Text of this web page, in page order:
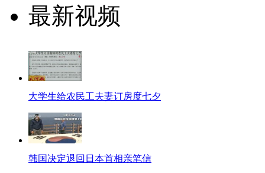
最新视频
大学生给农民工夫妻订房度七夕
韩国决定退回日本首相亲笔信